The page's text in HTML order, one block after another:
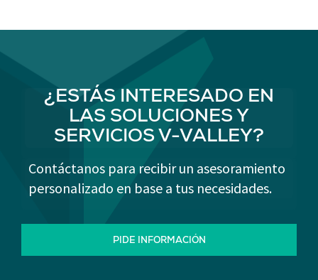
¿ESTÁS INTERESADO EN
LAS SOLUCIONES Y
SERVICIOS V-VALLEY?
Contáctanos para recibir un asesoramiento
personalizado en base a tus necesidades.
PIDE INFORMACIÓN